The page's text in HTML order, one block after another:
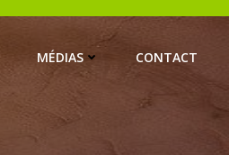
MÉDIAS CONTACT